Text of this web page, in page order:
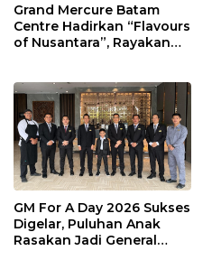
Grand Mercure Batam
Centre Hadirkan “Flavours
of Nusantara”, Rayakan
GM For A Day 2026 Sukses
Digelar, Puluhan Anak
Rasakan Jadi General